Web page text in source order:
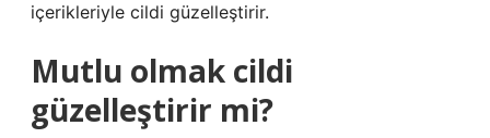
içerikleriyle cildi güzelleştirir.
Mutlu olmak cildi
güzelleştirir mi?